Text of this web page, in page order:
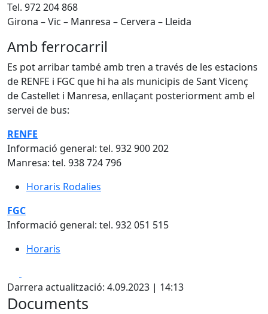
Tel. 972 204 868
Girona – Vic – Manresa – Cervera – Lleida
Amb ferrocarril
Es pot arribar també amb tren a través de les estacions
de RENFE i FGC que hi ha als municipis de Sant Vicenç
de Castellet i Manresa, enllaçant posteriorment amb el
servei de bus:
RENFE
Informació general: tel. 932 900 202
Manresa: tel. 938 724 796
Horaris Rodalies
FGC
Informació general: tel. 932 051 515
Horaris
Darrera actualització: 4.09.2023 | 14:13
Documents